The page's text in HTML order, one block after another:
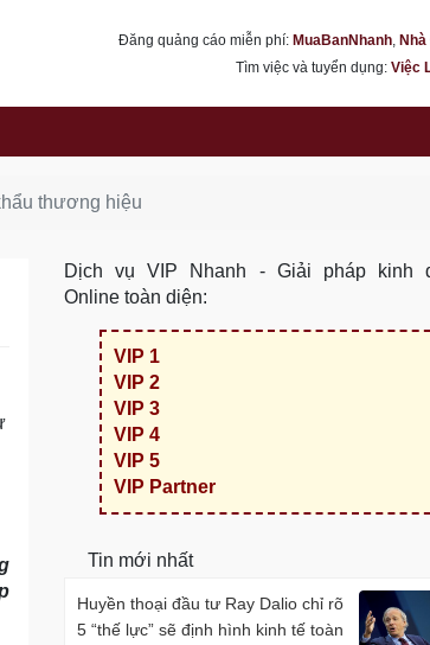
Đăng quảng cáo miễn phí: MuaBanNhanh,
Tìm việc và tuyển dụng: Việc
thương hiệu
Dịch vụ VIP Nhanh - Giải pháp kinh
Online toàn diện:
VIP 1
VIP 2
VIP 3
VIP 4
VIP 5
VIP Partner
Tin mới nhất
Huyền thoại đầu tư Ray Dalio chỉ rõ
5 “thế lực” sẽ định hình kinh tế toàn